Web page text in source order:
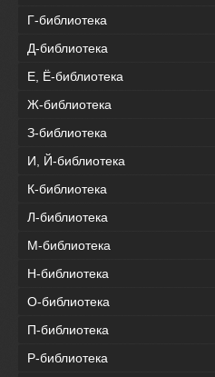
Г-библиотека
Д-библиотека
Е, Ё-библиотека
Ж-библиотека
З-библиотека
И, Й-библиотека
К-библиотека
Л-библиотека
М-библиотека
Н-библиотека
О-библиотека
П-библиотека
Р-библиотека